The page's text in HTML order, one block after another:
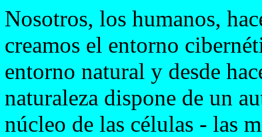
Nosotros, los humanos,
creamos el entorno
entorno natural y desde
naturaleza dispone de un
núcleo de las células - las